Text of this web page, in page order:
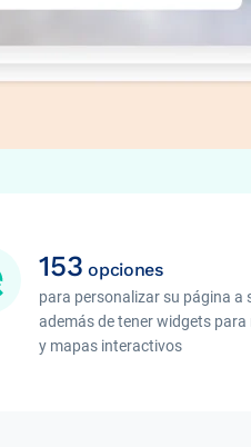
153 opciones
para personalizar su página a
además de tener widgets para
y mapas interactivos